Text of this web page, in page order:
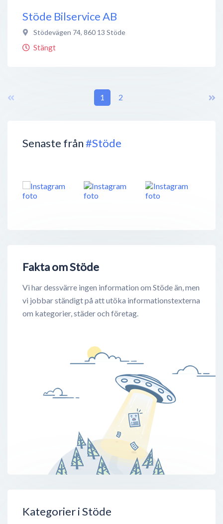
Senaste från#Stöde
Fakta om Stöde
Vi har dessvärre ingen information om Stöde än, men
vi jobbar ständigt på att utöka informationstexterna
om kategorier, städer och företag.
Kategorier i Stöde
Stöde Bilservice AB
Stödevägen 74, 860 13 Stöde
Stängt
1 2